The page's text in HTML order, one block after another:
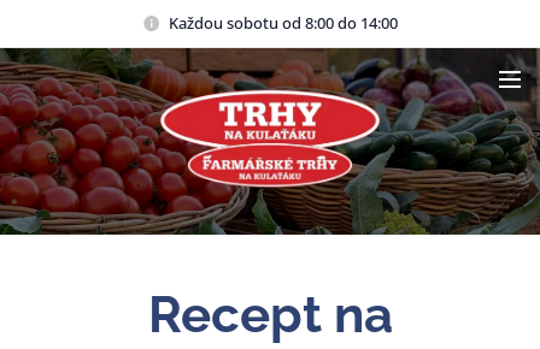
Každou sobotu od 8:00 do 14:00
Recept na